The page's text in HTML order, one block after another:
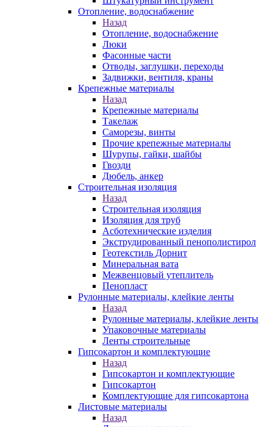
Отопление, водоснабжение
Назад
Отопление, водоснабжение
Люки
Фасонные части
Отводы, заглушки, переходы
Задвижки, вентиля, краны
Крепежные материалы
Назад
Крепежные материалы
Такелаж
Саморезы, винты
Прочие крепежные материалы
Шурупы, гайки, шайбы
Гвозди
Дюбель, анкер
Строительная изоляция
Назад
Строительная изоляция
Изоляция для труб
Асботехнические изделия
Экструдированный пенополистирол
Геотекстиль Дорнит
Минеральная вата
Межвенцовый утеплитель
Пенопласт
Рулонные материалы, клейкие ленты
Назад
Рулонные материалы, клейкие ленты
Упаковочные материалы
Ленты строительные
Гипсокартон и комплектующие
Назад
Гипсокартон и комплектующие
Гипсокартон
Комплектующие для гипсокартона
Листовые материалы
Назад